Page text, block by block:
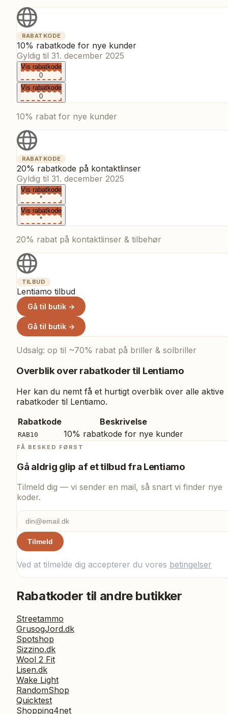
RABATKODE
10% rabatkode for nye kunder
Gyldig til 31. december 2025
Vis rabatkode
0
Vis rabatkode
0
10% rabat for nye kunder
RABATKODE
20% rabatkode på kontaktlinser
Gyldig til 31. december 2025
Vis rabatkode
*
Vis rabatkode
*
20% rabat på kontaktlinser & tilbehør
TILBUD
Lentiamo tilbud
Gå til butik →
Gå til butik →
Udsalg: op til ~70% rabat på briller & solbriller
Overblik over rabatkoder til Lentiamo
Her kan du nemt få et hurtigt overblik over alle aktive
rabatkoder til Lentiamo.
Rabatkode
Beskrivelse
RAB10 10% rabatkode for nye kunder
FÅ BESKED FØRST
Gå aldrig glip af et tilbud fra Lentiamo
Tilmeld dig — vi sender en mail, så snart vi finder nye
koder.
Tilmeld
Ved at tilmelde dig accepterer du vores betingelser
Rabatkoder til andre butikker
Streetammo
GrusogJord.dk
Spotshop
Sizzino.dk
Wool 2 Fit
Lisen.dk
Wake Light
RandomShop
Quicktest
Shopping4net